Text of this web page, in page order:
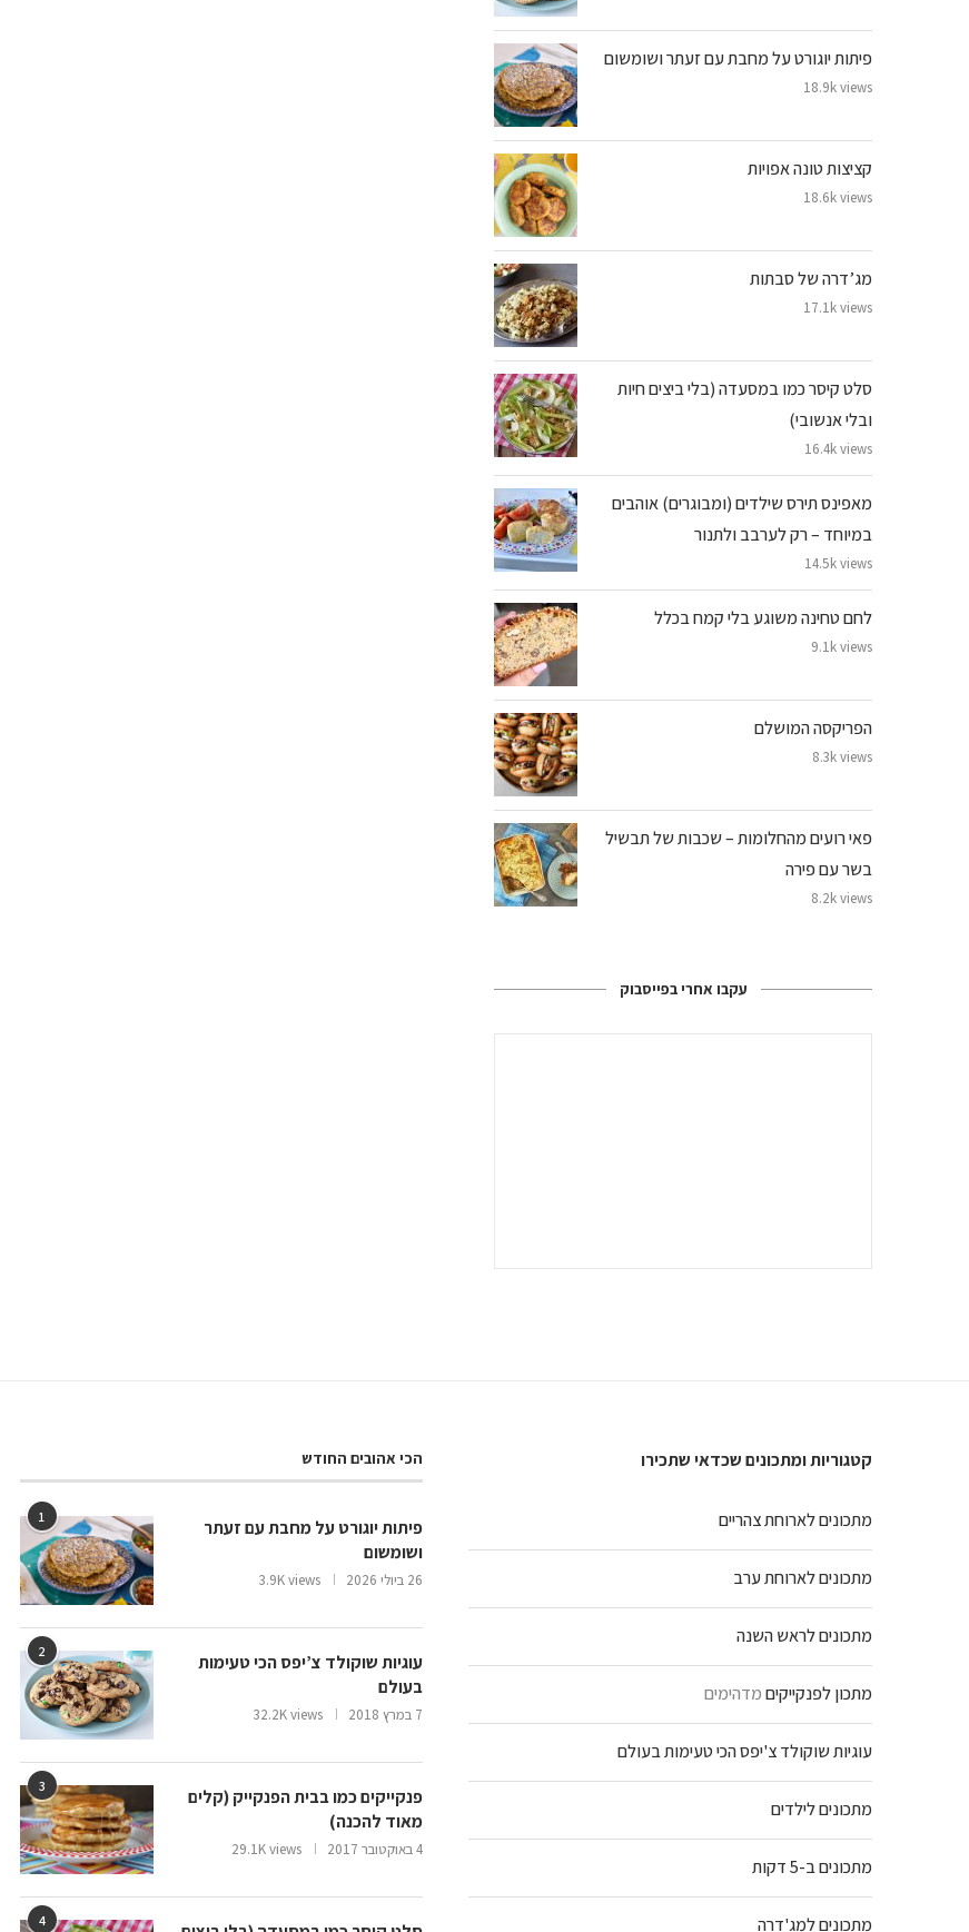
פיתות יוגורט על מחבת עם זעתר ושומשום
18.9k views
קציצות טונה אפויות
18.6k views
מג’דרה של סבתות
17.1k views
סלט קיסר כמו במסעדה (בלי ביצים חיות
ובלי אנשובי)
16.4k views
מאפינס תירס שילדים (ומבוגרים) אוהבים
במיוחד – רק לערבב ולתנור
14.5k views
לחם טחינה משוגע בלי קמח בכלל
9.1k views
הפריקסה המושלם
8.3k views
פאי רועים מהחלומות – שכבות של תבשיל
בשר עם פירה
8.2k views
עקבו אחרי בפייסבוק
קטגוריות ומתכונים שכדאי שתכירו
מתכונים לארוחת צהריים
מתכונים לארוחת ערב
מתכונים לראש השנה
מתכון לפנקייקיםמדהימים
עוגיות שוקולד צ'יפס הכי טעימות בעולם
מתכונים לילדים
מתכונים ב-5 דקות
מתכונים למג'דרה
הכי אהובים החודש
1
פיתות יוגורט על מחבת עם זעתר
ושומשום
26 ביולי 2026 3.9K views
2
עוגיות שוקולד צ’יפס הכי טעימות
בעולם
7 במרץ 2018 32.2K views
3
פנקייקים כמו בבית הפנקייק (קלים
מאוד להכנה)
4 באוקטובר 2017 29.1K views
4